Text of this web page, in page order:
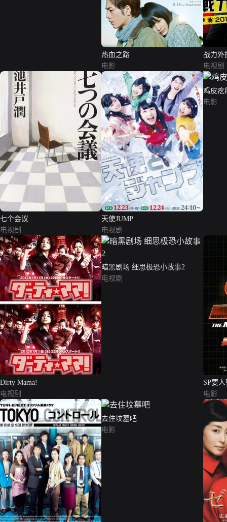
热血之路
电影
战力外
电视剧
七个会议
电视剧
天使JUMP
电视剧
鸡皮疙
电影
Dirty Mama!
电视剧
暗黑剧场 细思极恐小故事2
电视剧
SP要
电影
去住坟墓吧
电影